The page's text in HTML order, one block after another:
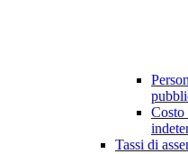
Costo
Tassi di